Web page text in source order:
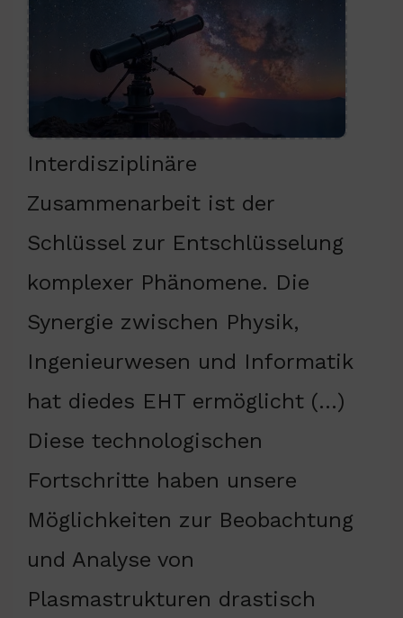
Interdisziplinäre
Zusammenarbeit ist der
Schlüssel zur Entschlüsselung
komplexer Phänomene. Die
Synergie zwischen Physik,
Ingenieurwesen und Informatik
hat diedes EHT ermöglicht (…)
Diese technologischen
Fortschritte haben unsere
Möglichkeiten zur Beobachtung
und Analyse von
Plasmastrukturen drastisch